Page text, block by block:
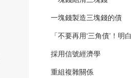
一塊錢製造三塊錢的債
「不要再用‘三角債’！明
採用信號經濟學
重組複雜關係